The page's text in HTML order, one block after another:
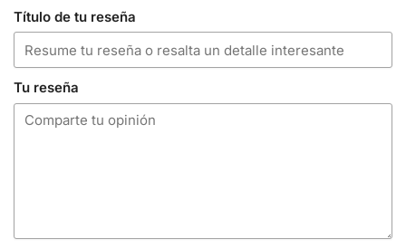
Título de tu reseña
Tu reseña